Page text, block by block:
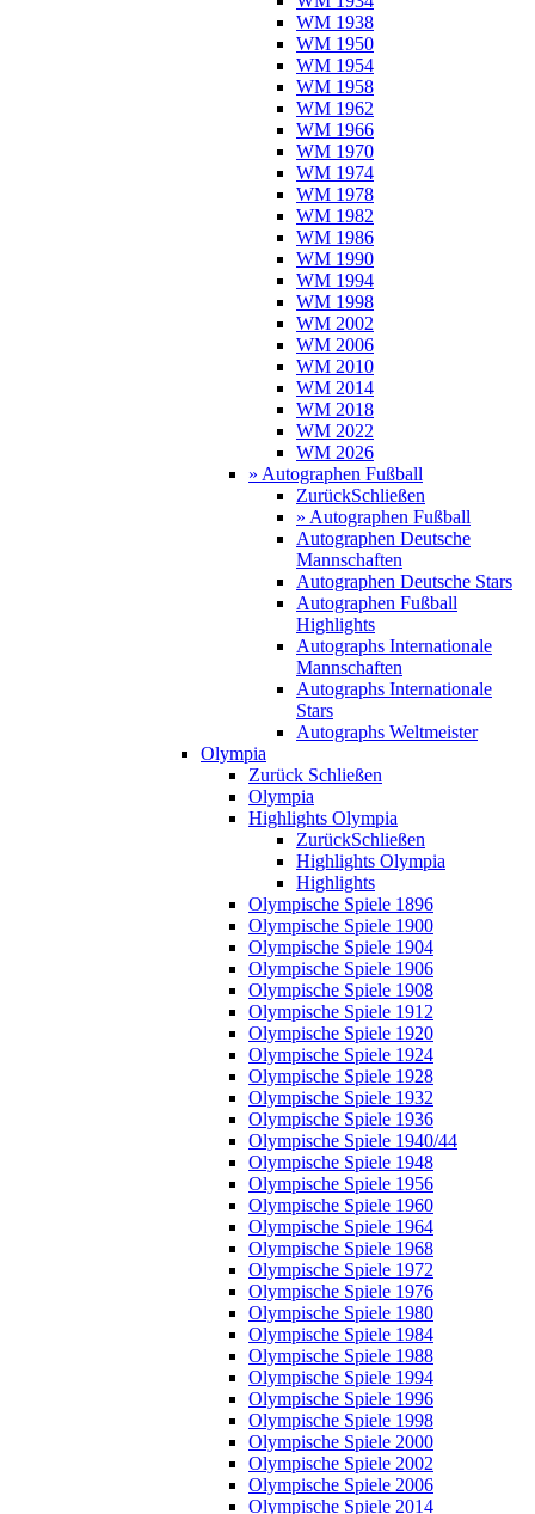
WM 1938
WM 1950
WM 1954
WM 1958
WM 1962
WM 1966
WM 1970
WM 1974
WM 1978
WM 1982
WM 1986
WM 1990
WM 1994
WM 1998
WM 2002
WM 2006
WM 2010
WM 2014
WM 2018
WM 2022
WM 2026
» Autographen Fußball
ZurückSchließen
» Autographen Fußball
Autographen Deutsche
Mannschaften
Autographen Deutsche Stars
Autographen Fußball
Highlights
Autographs Internationale
Mannschaften
Autographs Internationale
Stars
Autographs Weltmeister
Olympia
Zurück Schließen
Olympia
Highlights Olympia
ZurückSchließen
Highlights Olympia
Highlights
Olympische Spiele 1896
Olympische Spiele 1900
Olympische Spiele 1904
Olympische Spiele 1906
Olympische Spiele 1908
Olympische Spiele 1912
Olympische Spiele 1920
Olympische Spiele 1924
Olympische Spiele 1928
Olympische Spiele 1932
Olympische Spiele 1936
Olympische Spiele 1940/44
Olympische Spiele 1948
Olympische Spiele 1956
Olympische Spiele 1960
Olympische Spiele 1964
Olympische Spiele 1968
Olympische Spiele 1972
Olympische Spiele 1976
Olympische Spiele 1980
Olympische Spiele 1984
Olympische Spiele 1988
Olympische Spiele 1994
Olympische Spiele 1996
Olympische Spiele 1998
Olympische Spiele 2000
Olympische Spiele 2002
Olympische Spiele 2006
Olympische Spiele 2014